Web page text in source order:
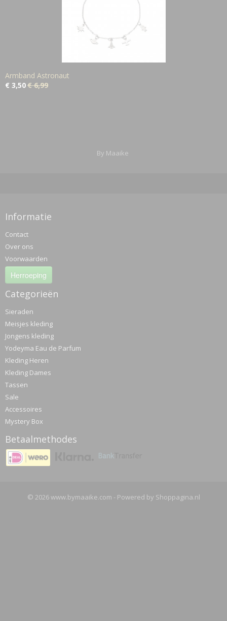
Armband Astronaut
€ 3,50€ 6,99
By Maaike
Informatie
Contact
Over ons
Voorwaarden
Herroeping
Categorieën
Sieraden
Meisjes kleding
Jongens kleding
Yodeyma Eau de Parfum
Kleding Heren
Kleding Dames
Tassen
Sale
Accessoires
Mystery Box
Betaalmethodes
© 2026 www.bymaaike.com - Powered by Shoppagina.nl